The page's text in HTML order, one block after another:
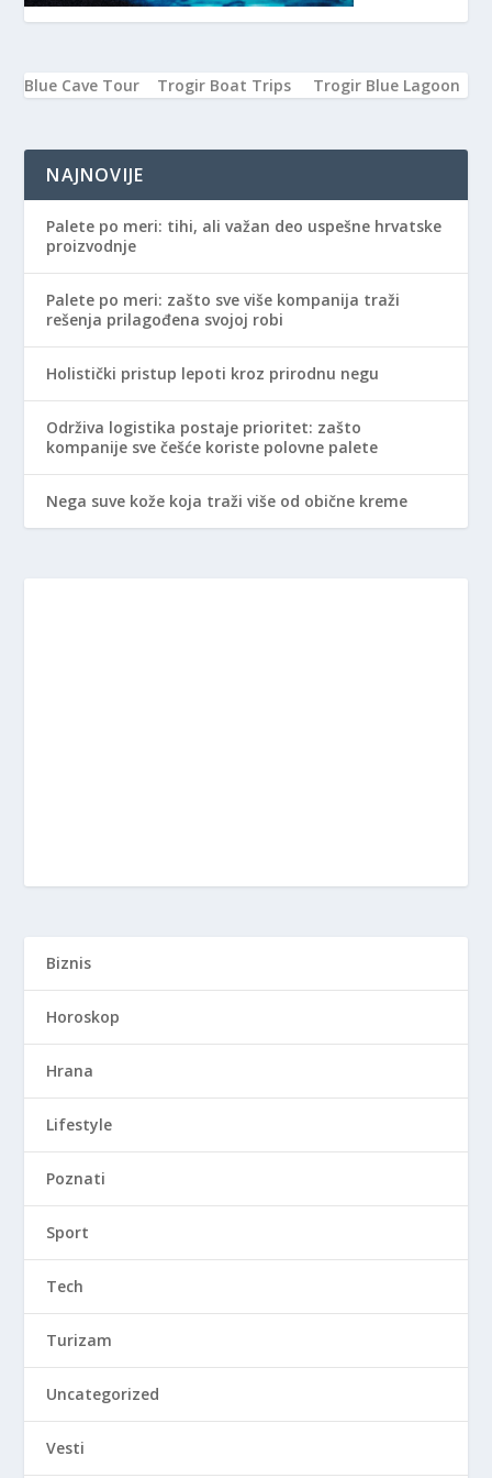
Blue Cave Tour Trogir Boat Trips Trogir Blue Lagoon
NAJNOVIJE
Palete po meri: tihi, ali važan deo uspešne hrvatske
proizvodnje
Palete po meri: zašto sve više kompanija traži
rešenja prilagođena svojoj robi
Holistički pristup lepoti kroz prirodnu negu
Održiva logistika postaje prioritet: zašto
kompanije sve češće koriste polovne palete
Nega suve kože koja traži više od obične kreme
Biznis
Horoskop
Hrana
Lifestyle
Poznati
Sport
Tech
Turizam
Uncategorized
Vesti